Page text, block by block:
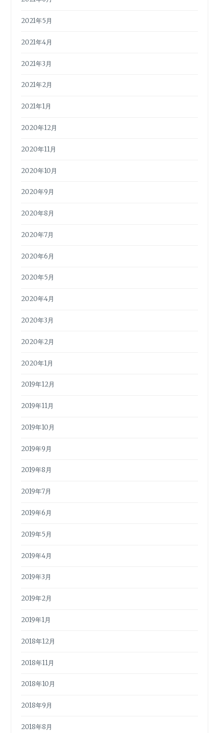
2021年5月
2021年4月
2021年3月
2021年2月
2021年1月
2020年12月
2020年11月
2020年10月
2020年9月
2020年8月
2020年7月
2020年6月
2020年5月
2020年4月
2020年3月
2020年2月
2020年1月
2019年12月
2019年11月
2019年10月
2019年9月
2019年8月
2019年7月
2019年6月
2019年5月
2019年4月
2019年3月
2019年2月
2019年1月
2018年12月
2018年11月
2018年10月
2018年9月
2018年8月